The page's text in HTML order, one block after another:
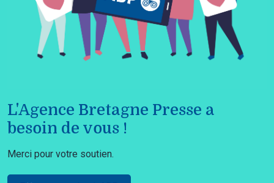
L'Agence Bretagne Presse a
besoin de vous !
Merci pour votre soutien.